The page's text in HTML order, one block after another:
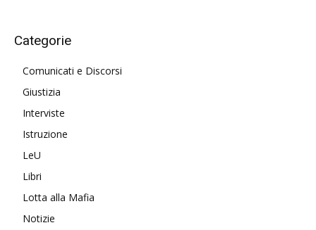
Categorie
Comunicati e Discorsi
Giustizia
Interviste
Istruzione
LeU
Libri
Lotta alla Mafia
Notizie